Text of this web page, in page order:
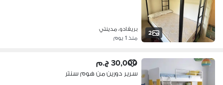
2
بريفادو، مدينتي
منذ 1 يوم
30,000 ج.م
سرير دورين من هوم سنتر